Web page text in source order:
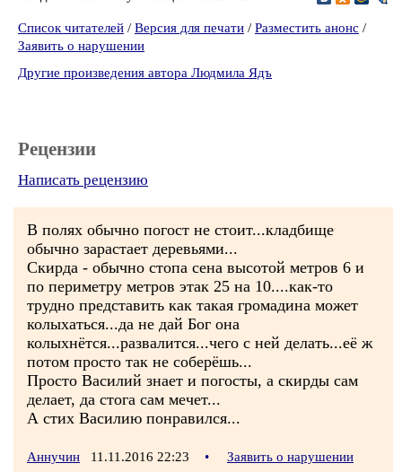
Список читателей / Версия для печати / Разместить анонс /
Заявить о нарушении
Другие произведения автора Людмила Ядъ
Рецензии
Написать рецензию
В полях обычно погост не стоит...кладбище
обычно зарастает деревьями...
Скирда - обычно стопа сена высотой метров 6 и
по периметру метров этак 25 на 10....как-то
трудно представить как такая громадина может
колыхаться...да не дай Бог она
колыхнётся...развалится...чего с ней делать...её ж
потом просто так не соберёшь...
Просто Василий знает и погосты, а скирды сам
делает, да стога сам мечет...
А стих Василию понравился...
Аннучин 11.11.2016 22:23 • Заявить о нарушении